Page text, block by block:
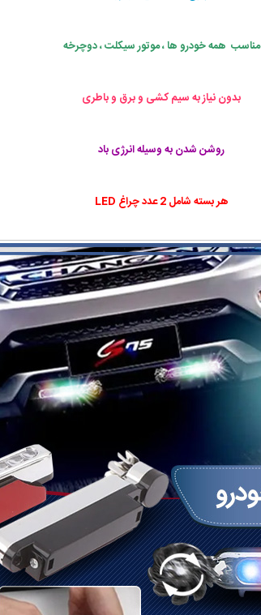
مناسب همه خودرو ها ، موتور سیکلت ، دوچرخه
بدون نیاز به سیم کشی و برق و باطری
روشن شدن به وسیله انرژی باد
هر بسته شامل 2 عدد چراغ LED